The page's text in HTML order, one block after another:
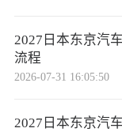
2027日本东京汽
流程
2026-07-31 16:05:50
2027日本东京汽